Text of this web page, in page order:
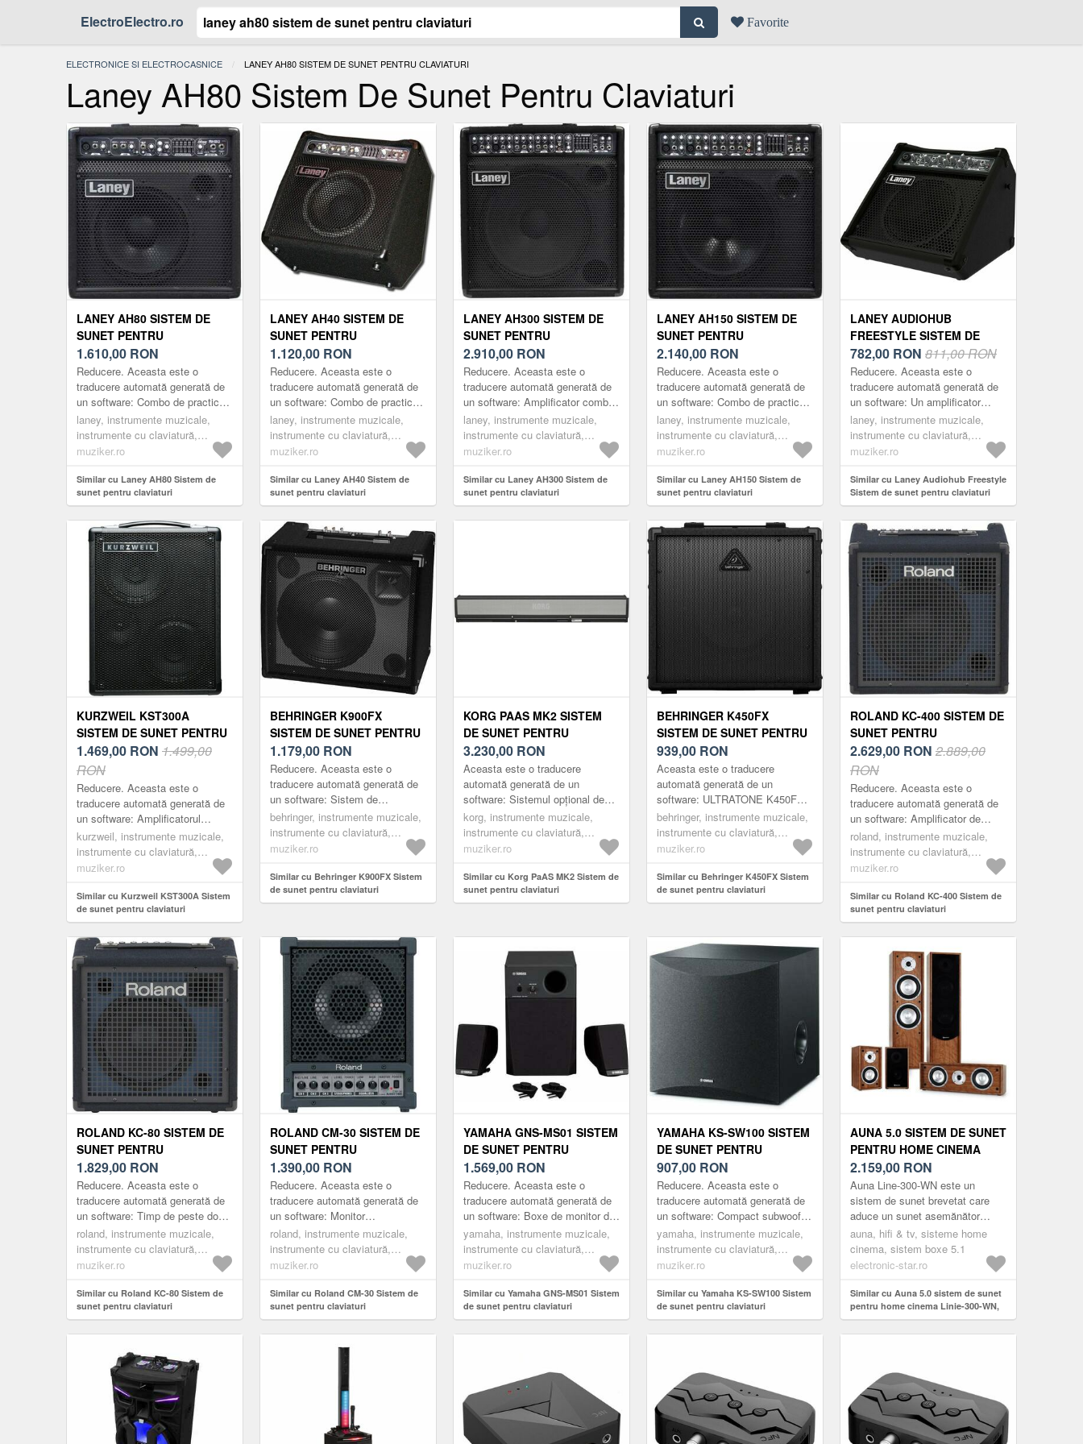
ElectroElectro.ro Favorite
ELECTRONICE SI ELECTROCASNICE ACTUAL:
LANEY AH80 SISTEM DE SUNET PENTRU CLAVIATURI
Laney AH80 Sistem De Sunet Pentru Claviaturi
LANEY AH80 SISTEM DE
SUNET PENTRU
CLAVIATURI
1.610,00 RON
Reducere. Aceasta este o
traducere automată generată de
un software: Combo de practică
multi-intrare cu ieșire de 80W
RMS din seria Audiohub care
dispune de ...
laney, instrumente muzicale,
instrumente cu claviatură,
amplificatoare pentru claviaturi,
muziker.ro
Similar cu Laney AH80 Sistem de
sunet pentru claviaturi
LANEY AH40 SISTEM DE
SUNET PENTRU
CLAVIATURI
1.120,00 RON
Reducere. Aceasta este o
traducere automată generată de
un software: Combo de practică
multi-intrare, cu ieșire RW de 40
W, care oferă 3 canale
independente ...
laney, instrumente muzicale,
instrumente cu claviatură,
amplificatoare pentru claviaturi,
muziker.ro
Similar cu Laney AH40 Sistem de
sunet pentru claviaturi
LANEY AH300 SISTEM DE
SUNET PENTRU
CLAVIATURI
2.910,00 RON
Reducere. Aceasta este o
traducere automată generată de
un software: Amplificator combo
multi-intrare din seria Audiohub
care oferă performanțe optime,
flexi...
laney, instrumente muzicale,
instrumente cu claviatură,
amplificatoare pentru claviaturi,
muziker.ro
Similar cu Laney AH300 Sistem de
sunet pentru claviaturi
LANEY AH150 SISTEM DE
SUNET PENTRU
CLAVIATURI
2.140,00 RON
Reducere. Aceasta este o
traducere automată generată de
un software: Combo de practică
multi-intrare cu ieșire de 150W
RMS care oferă 5 canale
independente ș...
laney, instrumente muzicale,
instrumente cu claviatură,
amplificatoare pentru claviaturi,
muziker.ro
Similar cu Laney AH150 Sistem de
sunet pentru claviaturi
LANEY AUDIOHUB
FREESTYLE SISTEM DE
SUNET PENTRU
CLAVIATURI
782,00 RON 811,00 RON
Reducere. Aceasta este o
traducere automată generată de
un software: Un amplificator
combinat de 5W, cu intrare
multiplă, cu design redundant din
seria Audio...
laney, instrumente muzicale,
instrumente cu claviatură,
amplificatoare pentru claviaturi,
muziker.ro
Similar cu Laney Audiohub Freestyle
Sistem de sunet pentru claviaturi
KURZWEIL KST300A
SISTEM DE SUNET PENTRU
CLAVIATURI
1.469,00 RON 1.499,00
RON
Reducere. Aceasta este o
traducere automată generată de
un software: Amplificatorul
combinat portabil reîncărcabil
KST300A de 24 W cu un mixer
încorporat pe ...
kurzweil, instrumente muzicale,
instrumente cu claviatură,
amplificatoare pentru claviaturi,
muziker.ro
Similar cu Kurzweil KST300A Sistem
de sunet pentru claviaturi
BEHRINGER K900FX
SISTEM DE SUNET PENTRU
CLAVIATURI
1.179,00 RON
Reducere. Aceasta este o
traducere automată generată de
un software: Sistem de
amplificare cu tastatură cu 3
canale, de 90 W, cu 3 canale,
care are un amplif...
behringer, instrumente muzicale,
instrumente cu claviatură,
amplificatoare pentru claviaturi,
muziker.ro
Similar cu Behringer K900FX Sistem
de sunet pentru claviaturi
KORG PAAS MK2 SISTEM
DE SUNET PENTRU
CLAVIATURI
3.230,00 RON
Aceasta este o traducere
automată generată de un
software: Sistemul opțional de
amplificare Pa PaAS MK2 oferă
un sunet puternic, de înaltă
fidelita...
korg, instrumente muzicale,
instrumente cu claviatură,
amplificatoare pentru claviaturi
muziker.ro
Similar cu Korg PaAS MK2 Sistem de
sunet pentru claviaturi
BEHRINGER K450FX
SISTEM DE SUNET PENTRU
CLAVIATURI
939,00 RON
Aceasta este o traducere
automată generată de un
software: ULTRATONE K450FX
de 45 de wați excelează ca un
amplificator de tastatură și
tambur extra...
behringer, instrumente muzicale,
instrumente cu claviatură,
amplificatoare pentru claviaturi,
muziker.ro
Similar cu Behringer K450FX Sistem
de sunet pentru claviaturi
ROLAND KC-400 SISTEM DE
SUNET PENTRU
CLAVIATURI
2.629,00 RON 2.889,00
RON
Reducere. Aceasta este o
traducere automată generată de
un software: Amplificator de
tastatură pentru mixarea stereo.
Timp de peste două decenii,
jucătorii d...
roland, instrumente muzicale,
instrumente cu claviatură,
amplificatoare pentru claviaturi,
muziker.ro
Similar cu Roland KC-400 Sistem de
sunet pentru claviaturi
ROLAND KC-80 SISTEM DE
SUNET PENTRU
CLAVIATURI
1.829,00 RON
Reducere. Aceasta este o
traducere automată generată de
un software: Timp de peste două
decenii, jucătorii de la tastatură
de pretutindeni s-au bazat pe
ampl...
roland, instrumente muzicale,
instrumente cu claviatură,
amplificatoare pentru claviaturi,
muziker.ro
Similar cu Roland KC-80 Sistem de
sunet pentru claviaturi
ROLAND CM-30 SISTEM DE
SUNET PENTRU
CLAVIATURI
1.390,00 RON
Reducere. Aceasta este o
traducere automată generată de
un software: Monitor
multifuncțional de mixare portabil
pentru studio și scenă, care oferă
30 W de pe...
roland, instrumente muzicale,
instrumente cu claviatură,
amplificatoare pentru claviaturi,
muziker.ro
Similar cu Roland CM-30 Sistem de
sunet pentru claviaturi
YAMAHA GNS-MS01 SISTEM
DE SUNET PENTRU
CLAVIATURI
1.569,00 RON
Reducere. Aceasta este o
traducere automată generată de
un software: Boxe de monitor de
înaltă calitate pentru tastatura
profesională YAMAHA Genos.
Acest sis...
yamaha, instrumente muzicale,
instrumente cu claviatură,
amplificatoare pentru claviaturi,
muziker.ro
Similar cu Yamaha GNS-MS01 Sistem
de sunet pentru claviaturi
YAMAHA KS-SW100 SISTEM
DE SUNET PENTRU
CLAVIATURI
907,00 RON
Reducere. Aceasta este o
traducere automată generată de
un software: Compact subwoofer
de 50W care încorporează o
serie de tehnologii avansate, de
înaltă per...
yamaha, instrumente muzicale,
instrumente cu claviatură,
amplificatoare pentru claviaturi,
muziker.ro
Similar cu Yamaha KS-SW100 Sistem
de sunet pentru claviaturi
AUNA 5.0 SISTEM DE SUNET
PENTRU HOME CINEMA
LINIE-300-WN, NUC
2.159,00 RON
Auna Line-300-WN este un
sistem de sunet brevetat care
aduce un sunet asemănător
cinematografului în camera de
zi.Setul este format din două
boxe f...
auna, hifi & tv, sisteme home
cinema, sistem boxe 5.1
electronic-star.ro
Similar cu Auna 5.0 sistem de sunet
pentru home cinema Linie-300-WN,
nuc